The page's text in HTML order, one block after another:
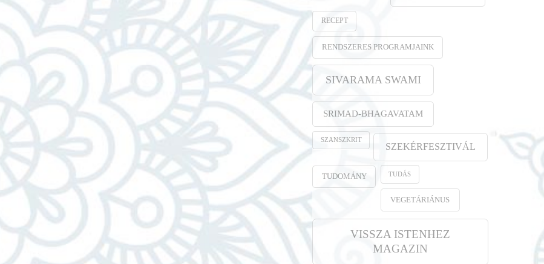
RECEPT
RENDSZERES PROGRAMJAINK
SIVARAMA SWAMI
SRIMAD-BHAGAVATAM
SZANSZKRIT
SZEKÉRFESZTIVÁL
TUDOMÁNY TUDÁS
VEGETÁRIÁNUS
VISSZA ISTENHEZ
MAGAZIN